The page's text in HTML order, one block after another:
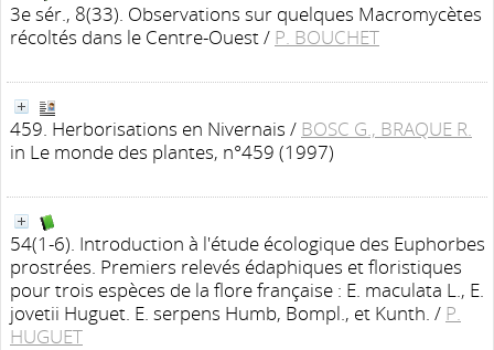
3e sér., 8(33). Observations sur quelques Macromycètes
récoltés dans le Centre-Ouest/ P. BOUCHET
459. Herborisations en Nivernais / BOSC G., BRAQUE R.
in Le monde des plantes, n°459 (1997)
54(1-6). Introduction à l'étude écologique des Euphorbes
prostrées. Premiers relevés édaphiques et floristiques
pour trois espèces de la flore française : E. maculata L., E.
jovetii Huguet. E. serpens Humb, Bompl., et Kunth. / P.
HUGUET